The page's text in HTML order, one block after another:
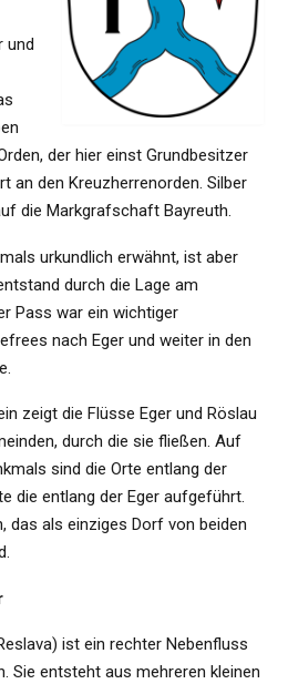
und
der hier einst Grundbesitzer
an den Kreuzherrenorden. Silber
die Markgrafschaft Bayreuth.
urkundlich erwähnt, ist aber
durch die Lage am
Pass war ein wichtiger
nach Eger und weiter in den
zeigt die Flüsse Eger und Röslau
durch die sie fließen. Auf
sind die Orte entlang der
die entlang der Eger aufgeführt.
das als einziges Dorf von beiden
ist ein rechter Nebenfluss
Sie entsteht aus mehreren kleinen